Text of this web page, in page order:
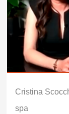
Cristina
spa